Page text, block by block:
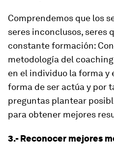
Comprendemos que los
seres inconclusos, seres
constante formación:
metodología del
en el individuo la forma y
forma de ser actúa y por
preguntas plantear
para obtener mejores
3.- Reconocer mejores